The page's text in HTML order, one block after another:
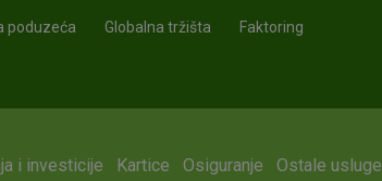
poduzeća Globalna tržišta Faktoring
i investicije Kartice Osiguranje Ostale usluge